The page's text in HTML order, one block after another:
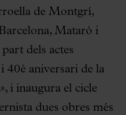
de Montgrí,
Mataró i
dels actes
40è aniversari de la
i inaugura el cicle
dues obres més